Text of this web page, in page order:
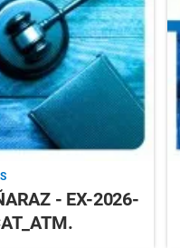
- EX-2026-